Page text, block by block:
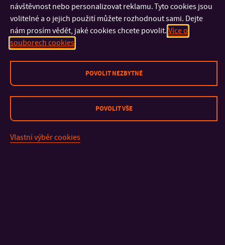
návštěvnost nebo personalizovat reklamu. Tyto cookies jsou
volitelné a o jejich použití můžete rozhodnout sami. Dejte
nám prosím vědět, jaké cookies chcete povolit. Více o
souborech cookies
POVOLIT NEZBYTNÉ
POVOLIT VŠE
Vlastní výběr cookies